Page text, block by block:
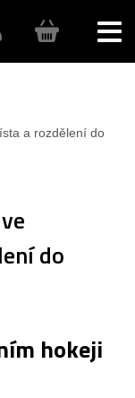
a rozdělení do
do
hokeji